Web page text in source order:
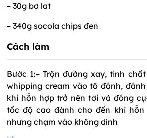
– 30g bơ lat
– 340g socola chips đen
Cách làm
Bước 1:– Trộn đường xay, tinh
whipping cream vào tô đánh,
khi hỗn hợp trở nên tơi và đóng
tốc độ cao đánh cho đến khi hỗn
nhưng chạm vào không dính